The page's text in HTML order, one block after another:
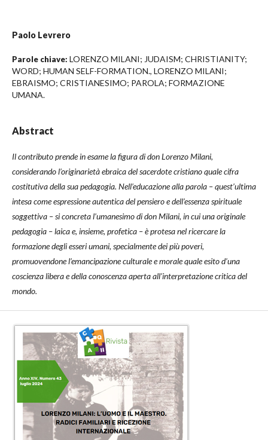
Paolo Levrero
Parole chiave: LORENZO MILANI; JUDAISM; CHRISTIANITY;
WORD; HUMAN SELF-FORMATION., LORENZO MILANI;
EBRAISMO; CRISTIANESIMO; PAROLA; FORMAZIONE
UMANA.
Abstract
Il contributo prende in esame la figura di don Lorenzo Milani,
considerando l’originarietà ebraica del sacerdote cristiano quale cifra
costitutiva della sua pedagogia. Nell’educazione alla parola – quest’ultima
intesa come espressione autentica del pensiero e dell’essenza spirituale
soggettiva – si concreta l’umanesimo di don Milani, in cui una originale
pedagogia – laica e, insieme, profetica – è protesa nel ricercare la
formazione degli esseri umani, specialmente dei più poveri,
promuovendone l’emancipazione culturale e morale quale esito d’una
coscienza libera e della conoscenza aperta all’interpretazione critica del
mondo.